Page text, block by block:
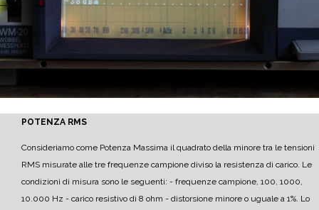
POTENZA RMS
Consideriamo come Potenza Massima il quadrato della minore tra le tensioni
RMS misurate alle tre frequenze campione diviso la resistenza di carico. Le
condizioni di misura sono le seguenti: - frequenze campione, 100, 1000,
10.000 Hz - carico resistivo di 8 ohm - distorsione minore o uguale a 1%. Lo